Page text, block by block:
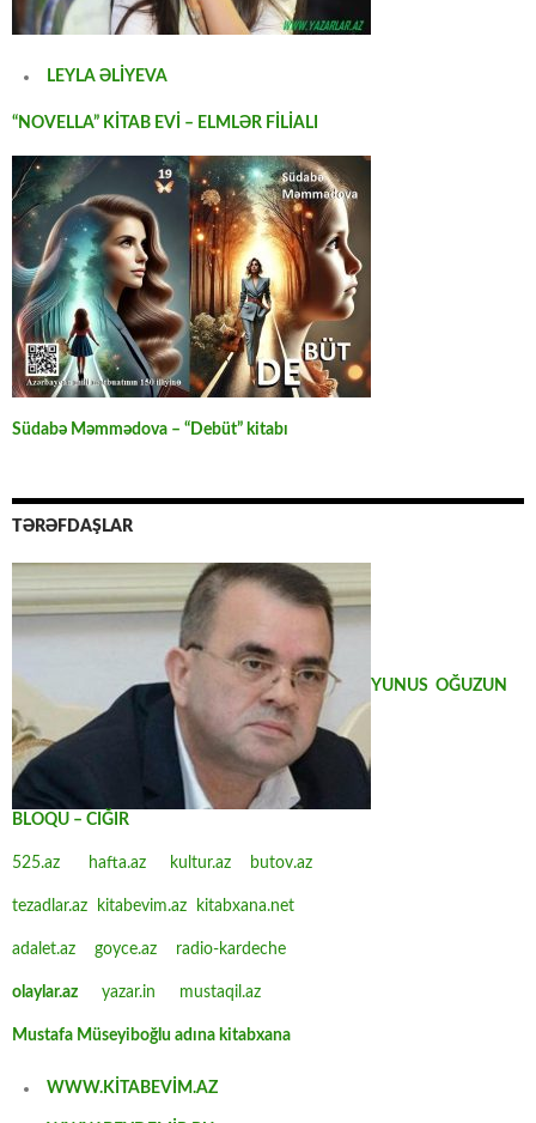
LEYLA ƏLİYEVA
“NOVELLA” KİTAB EVİ – ELMLƏR FİLİALI
Südabə Məmmədova – “Debüt” kitabı
TƏRƏFDAŞLAR
YUNUS OĞUZUN
BLOQU – CIĞIR
525.az hafta.az kultur.az butov.az
tezadlar.az kitabevim.az kitabxana.net
adalet.az goyce.az radio-kardeche
olaylar.az yazar.in mustaqil.az
Mustafa Müseyiboğlu adına kitabxana
WWW.KİTABEVİM.AZ